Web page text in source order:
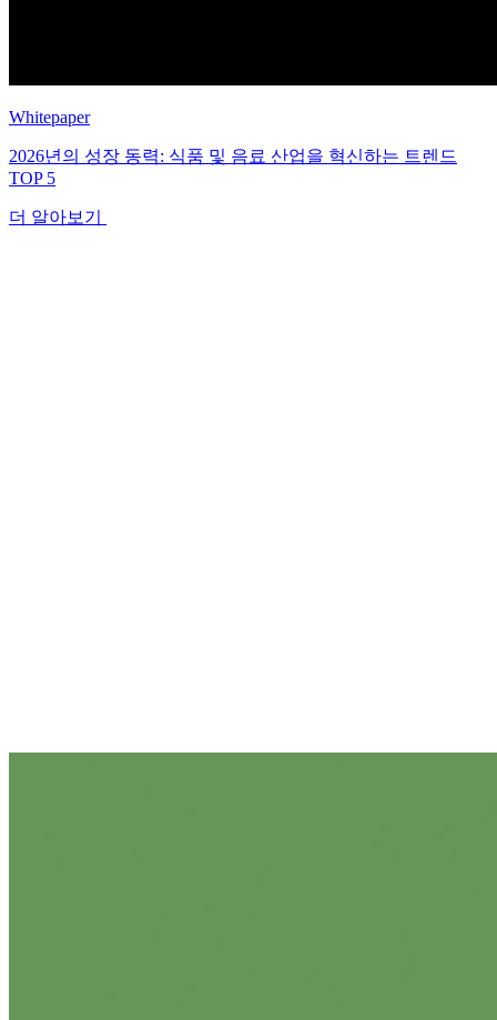
Whitepaper
2026년의 성장 동력: 식품 및 음료 산업을 혁신하는 트렌드
TOP 5
더 알아보기